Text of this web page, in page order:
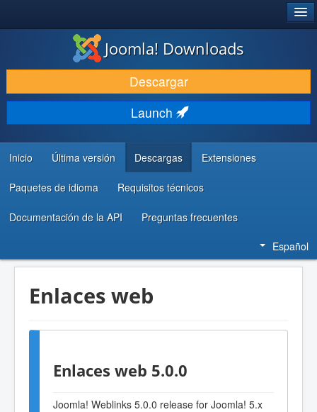
DESCARGAR & EXTENDER
DESCUBRE & APRENDE
COMUNIDAD & SOPORTE
RECURSOS PARA DESARROLLADORES
Joomla! Downloads
Descargar
Launch
Inicio Última versión Descargas Extensiones
Paquetes de idioma Requisitos técnicos
Documentación de la API Preguntas frecuentes
Español
Enlaces web
Enlaces web 5.0.0
Joomla! Weblinks 5.0.0 release for Joomla! 5.x